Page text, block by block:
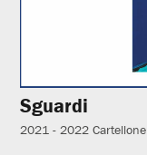
Sguardi
2021 - 2022 Cartellone